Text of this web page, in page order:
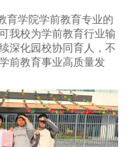
育学院学前教育专业的
我校为学前教育行业输
深化园校协同育人，不
前教育事业高质量发